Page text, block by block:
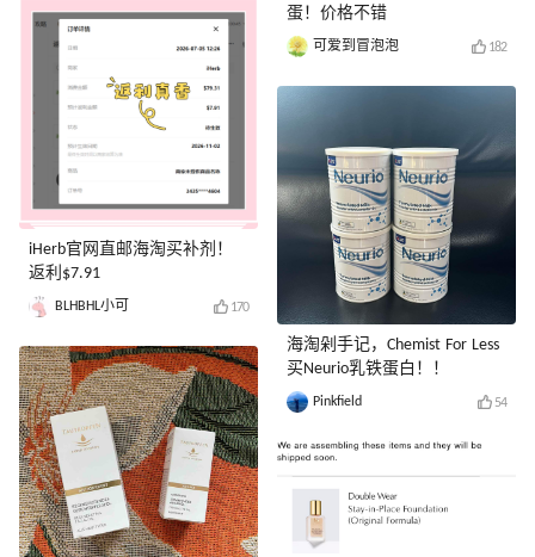
iHerb官网直邮海淘买补剂！
返利$7.91
BLHBHL小可 170
蛋！价格不错
可爱到冒泡泡 182
海淘剁手记，Chemist For Less
买Neurio乳铁蛋白！！
Pinkfield 54